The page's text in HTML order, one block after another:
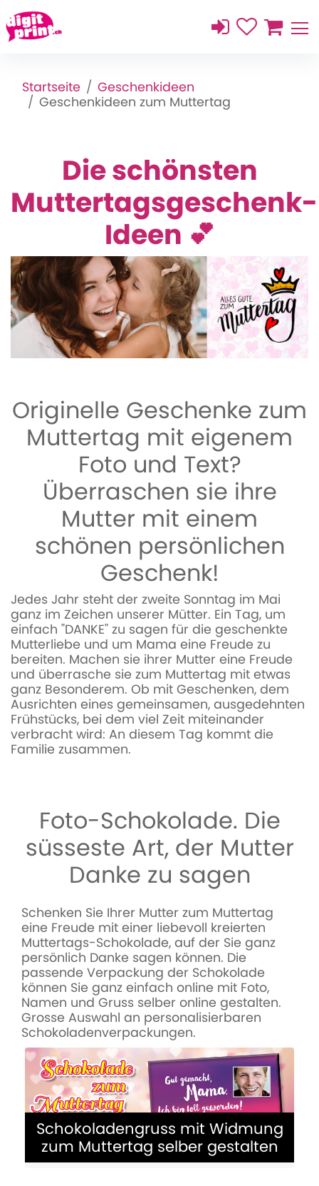
Startseite
Geschenkideen
Geschenkideen zum Muttertag
Die schönsten
Muttertagsgeschenk-
Ideen 💕
Originelle Geschenke zum
Muttertag mit eigenem
Foto und Text?
Überraschen sie ihre
Mutter mit einem
schönen persönlichen
Geschenk!
Jedes Jahr steht der zweite Sonntag im Mai
ganz im Zeichen unserer Mütter. Ein Tag, um
einfach "DANKE" zu sagen für die geschenkte
Mutterliebe und um Mama eine Freude zu
bereiten. Machen sie ihrer Mutter eine Freude
und überrasche sie zum Muttertag mit etwas
ganz Besonderem. Ob mit Geschenken, dem
Ausrichten eines gemeinsamen, ausgedehnten
Frühstücks, bei dem viel Zeit miteinander
verbracht wird: An diesem Tag kommt die
Familie zusammen.
Foto-Schokolade. Die
süsseste Art, der Mutter
Danke zu sagen
Schenken Sie Ihrer Mutter zum Muttertag
eine Freude mit einer liebevoll kreierten
Muttertags-Schokolade, auf der Sie ganz
persönlich Danke sagen können. Die
passende Verpackung der Schokolade
können Sie ganz einfach online mit Foto,
Namen und Gruss selber online gestalten.
Grosse Auswahl an personalisierbaren
Schokoladenverpackungen.
Schokoladengruss mit Widmung
zum Muttertag selber gestalten